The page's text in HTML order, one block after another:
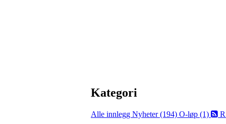
Kategori
Alle innlegg Nyheter (194) O-løp (1)